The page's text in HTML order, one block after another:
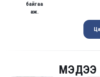
байгаа
аж.
МЭДЭЭ